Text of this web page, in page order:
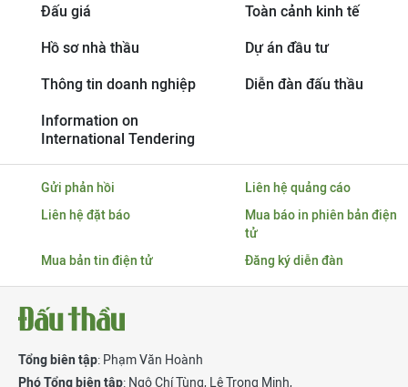
Đấu giá Toàn cảnh kinh tế
Hồ sơ nhà thầu Dự án đầu tư
Thông tin doanh nghiệp Diễn đàn đấu thầu
Information on
International Tendering
Gửi phản hồi
Liên hệ quảng cáo
Liên hệ đặt báo
Mua báo in phiên bản điện
tử
Mua bản tin điện tử
Đăng ký diễn đàn
Tổng biên tập: Phạm Văn Hoành
Phó Tổng biên tập: Ngô Chí Tùng, Lê Trọng Minh,